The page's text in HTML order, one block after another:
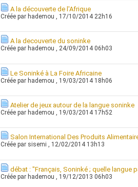
A la découverte de l'Afrique
Créée par hademou , 17/10/2014 22h16
A la decouverte du soninke
Créée par hademou , 24/09/2014 06h03
Le Soninké à La Foire Africaine
Créée par hademou , 19/03/2014 18h06
Atelier de jeux autour de la langue soninke
Créée par hademou , 19/03/2014 17h52
Salon International Des Produits
Créée par sisemi , 12/02/2014 13h13
débat : "Français, Soninké ; quelle langue
Créée par hademou , 19/12/2013 06h03